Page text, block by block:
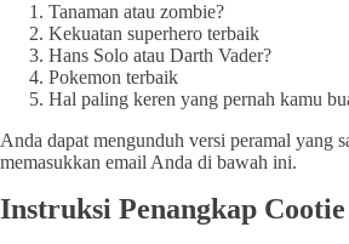
Tanaman atau zombie?
Kekuatan superhero terbaik
Hans Solo atau Darth Vader?
Pokemon terbaik
Hal paling keren yang pernah kamu
Anda dapat mengunduh versi peramal yang
memasukkan email Anda di bawah ini.
Instruksi Penangkap Cootie